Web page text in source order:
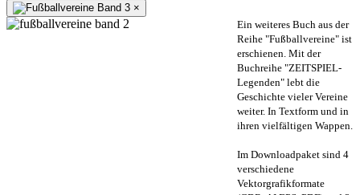
×
Ein weiteres Buch aus der
Reihe "Fußballvereine" ist
erschienen. Mit der
Buchreihe "ZEITSPIEL-
Legenden" lebt die
Geschichte vieler Vereine
weiter. In Textform und in
ihren vielfältigen Wappen.
Im Downloadpaket sind 4
verschiedene
Vektorgrafikformate